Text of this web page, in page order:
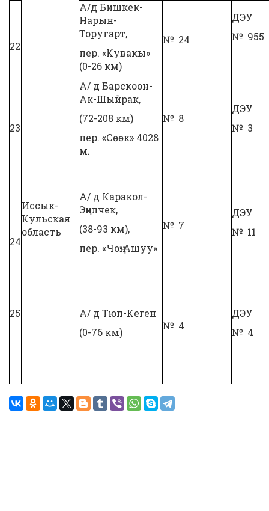
22
А/д Бишкек-
Нарын-
Торугарт,
пер. «Кувакы»
(0-26 км)
№ 24
ДЭУ
№ 955
23
Иссык-
Кульская
область
А/ д Барскоон-
Ак-Шыйрак,
(72-208 км)
пер. «Сөөк» 4028
м.
№ 8
ДЭУ
№ 3
24
А/ д Каракол-
Эңилчек,
(38-93 км),
пер. «Чоң-Ашуу»
№ 7
ДЭУ
№ 11
25
А/ д Тюп-Кеген
(0-76 км)
№ 4
ДЭУ
№ 4